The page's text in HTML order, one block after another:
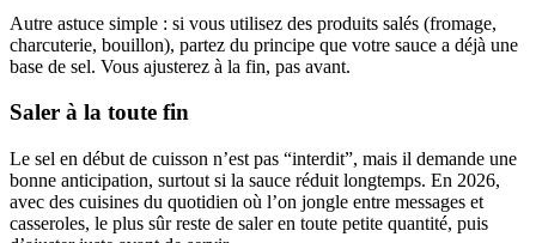
Autre astuce simple : si vous utilisez des produits salés (fromage,
charcuterie, bouillon), partez du principe que votre sauce a déjà une
base de sel. Vous ajusterez à la fin, pas avant.
Saler à la toute fin
Le sel en début de cuisson n’est pas “interdit”, mais il demande une
bonne anticipation, surtout si la sauce réduit longtemps. En 2026,
avec des cuisines du quotidien où l’on jongle entre messages et
casseroles, le plus sûr reste de saler en toute petite quantité, puis